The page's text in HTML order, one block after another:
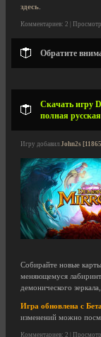
здесь
Комментариев: 2 |
Обратите
Скачать игру
полная
Игру добавил John2s
Собирайте новые
меняющемуся
демонического
Игра обновлена с
изменений можно
Комментариев: 2 |